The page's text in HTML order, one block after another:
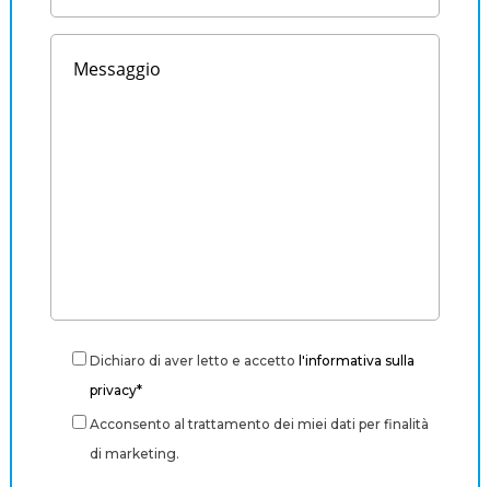
Dichiaro di aver letto e accetto l'informativa sulla
privacy*
Acconsento al trattamento dei miei dati per finalità
di marketing.